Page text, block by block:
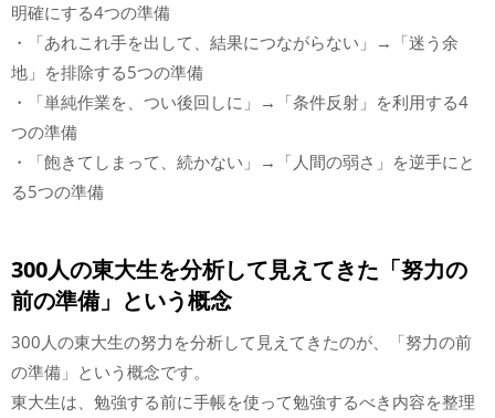
明確にする4つの準備
・「あれこれ手を出して、結果につながらない」→「迷う余
地」を排除する5つの準備
・「単純作業を、つい後回しに」→「条件反射」を利用する4
つの準備
・「飽きてしまって、続かない」→「人間の弱さ」を逆手にと
る5つの準備
300人の東大生を分析して見えてきた「努力の
前の準備」という概念
300人の東大生の努力を分析して見えてきたのが、「努力の前
の準備」という概念です。
東大生は、勉強する前に手帳を使って勉強するべき内容を整理